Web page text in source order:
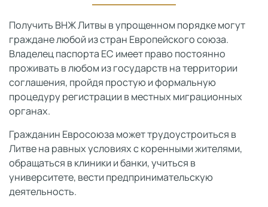
Получить ВНЖ Литвы в упрощенном порядке могут
граждане любой из стран Европейского союза.
Владелец паспорта ЕС имеет право постоянно
проживать в любом из государств на территории
соглашения, пройдя простую и формальную
процедуру регистрации в местных миграционных
органах.
Гражданин Евросоюза может трудоустроиться в
Литве на равных условиях с коренными жителями,
обращаться в клиники и банки, учиться в
университете, вести предпринимательскую
деятельность.